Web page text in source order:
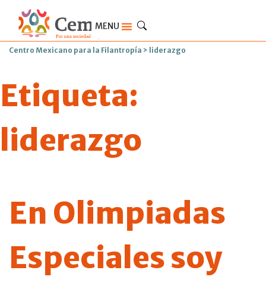
MENU
Centro Mexicano para la Filantropía > liderazgo
Etiqueta:
liderazgo
En Olimpiadas
Especiales soy